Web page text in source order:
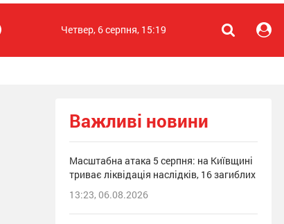
Четвер, 6 серпня, 15:19
Важливі новини
Масштабна атака 5 серпня: на Київщині
триває ліквідація наслідків, 16 загиблих
13:23, 06.08.2026